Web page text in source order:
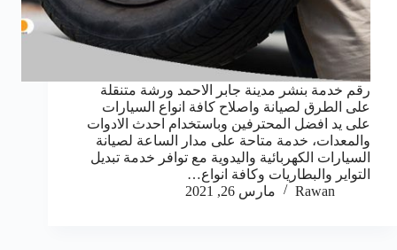
رقم خدمة بنشر مدينة جابر الاحمد ورشة متنقلة
على الطرق لصيانة واصلاح كافة انواع السيارات
على يد افضل المحترفين وباستخدام احدث الادوات
والمعدات، خدمة متاحة على مدار الساعة لصيانة
السيارات الكهربائية واليدوية مع توافر خدمة تبديل
التواير والبطاريات وكافة انواع…
Rawan
مارس 26, 2021